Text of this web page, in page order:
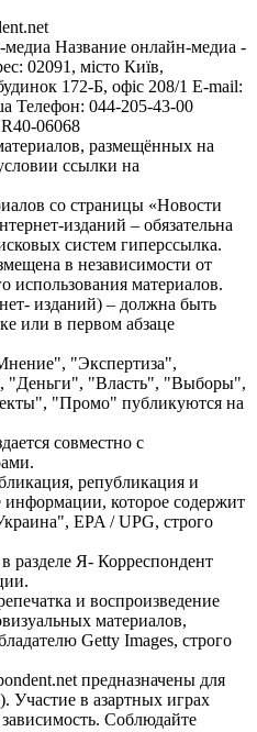
Название онлайн-медиа -
02091, місто Київ,
172-Б, офіс 208/1 E-mail:
Телефон: 044-205-43-00
06068
размещённых на
ссылки на
со страницы «Новости
изданий – обязательна
систем гиперссылка.
в независимости от
использования материалов.
изданий) – должна быть
или в первом абзаце
"Экспертиза",
"Деньги", "Власть", "Выборы",
"Промо" публикуются на
совместно с
републикация и
информации, которое содержит
EPA / UPG, строго
разделе Я- Корреспондент
и воспроизведение
материалов,
Getty Images, строго
предназначены для
Участие в азартных играх
Соблюдайте